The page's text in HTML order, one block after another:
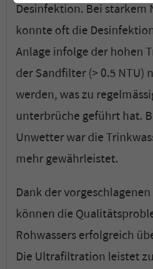
Desinfektion. Bei starkem
konnte oft die
Anlage infolge der hohen
der Sandfilter (> 0.5 NTU)
werden, was zu
unterbrüche geführt hat.
Unwetter war die
mehr gewährleistet.
Dank der
können die
Rohwassers erfolgreich
Die Ultrafiltration leistet